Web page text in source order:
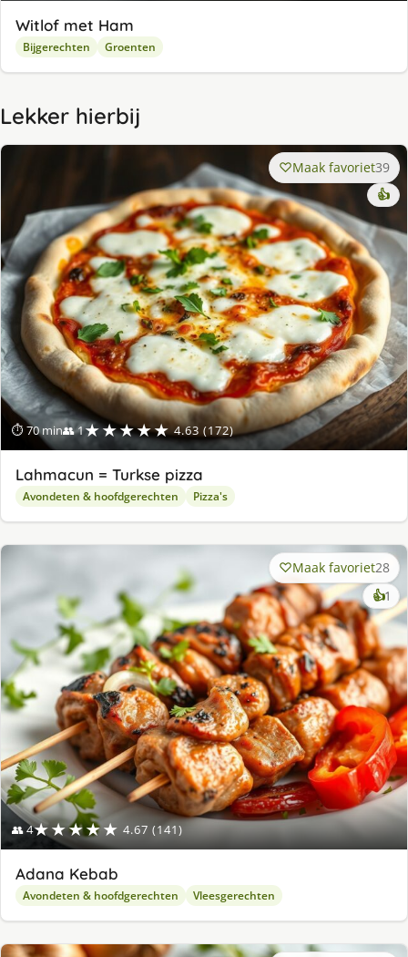
Witlof met Ham
Bijgerechten Groenten
Lekker hierbij
⏱ 70 min👥 1★★★★★ 4.63 (172)
Maak favoriet39
👍
Lahmacun = Turkse pizza
Avondeten & hoofdgerechten Pizza's
👥 4★★★★★ 4.67 (141)
Maak favoriet28
👍1
Adana Kebab
Avondeten & hoofdgerechten Vleesgerechten